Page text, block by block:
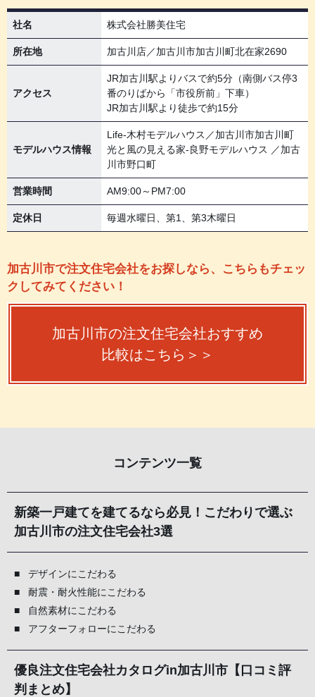
社名 株式会社勝美住宅
所在地 加古川店／加古川市加古川町北在家2690
アクセス
JR加古川駅よりバスで約5分（南側バス停3
番のりばから「市役所前」下車）
JR加古川駅より徒歩で約15分
モデルハウス情報
Life-木村モデルハウス／加古川市加古川町
光と風の見える家-良野モデルハウス ／加古
川市野口町
営業時間 AM9:00～PM7:00
定休日 毎週水曜日、第1、第3木曜日
加古川市で注文住宅会社をお探しなら、こちらもチェッ
クしてみてください！
加古川市の注文住宅会社おすすめ
比較はこちら＞＞
コンテンツ一覧
新築一戸建てを建てるなら必見！こだわりで選ぶ
加古川市の注文住宅会社3選
デザインにこだわる
耐震・耐火性能にこだわる
自然素材にこだわる
アフターフォローにこだわる
優良注文住宅会社カタログin加古川市【口コミ評
判まとめ】